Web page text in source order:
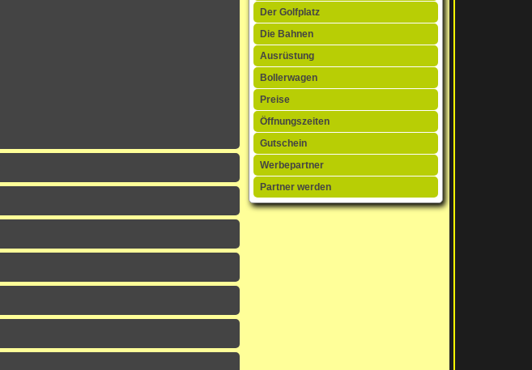
Der Golfplatz
Die Bahnen
Ausrüstung
Bollerwagen
Preise
Öffnungszeiten
Gutschein
Werbepartner
Partner werden